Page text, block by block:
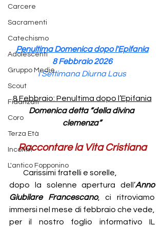
Carcere
Sacramenti
Catechismo
Adolescenti
Gruppo Medie
Scout
Fidanzati
Coro
Terza Età
Incontri
L'antico Fopponino
Penultima Domenica dopo l'Epifania
8 Febbraio 2026
I Settimana Diurna Laus
8 Febbraio: Penultima dopo l’Epifania
Domenica detta “della divina
clemenza”
Raccontare la Vita Cristiana
Carissimi fratelli e sorelle,
dopo la solenne apertura dell’Anno
Giubilare Francescano, ci ritroviamo
immersi nel mese di febbraio che vede,
per il nostro foglio informativo IL